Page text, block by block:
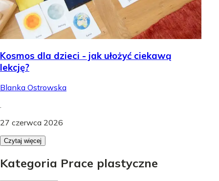
Kosmos dla dzieci - jak ułożyć ciekawą
lekcję?
Blanka Ostrowska
.
27 czerwca 2026
Czytaj więcej
Kategoria Prace plastyczne